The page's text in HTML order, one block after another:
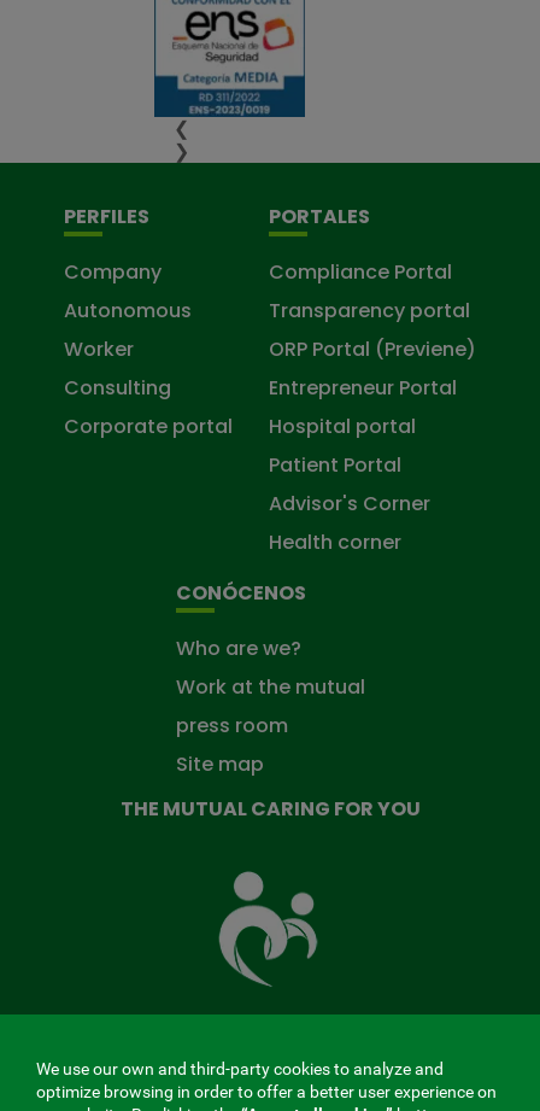
❮
❯
PERFILES
Company
Autonomous
Worker
Consulting
Corporate portal
PORTALES
Compliance Portal
Transparency portal
ORP Portal (Previene)
Entrepreneur Portal
Hospital portal
Patient Portal
Advisor's Corner
Health corner
CONÓCENOS
Who are we?
Work at the mutual
press room
Site map
THE MUTUAL CARING FOR YOU
Mutual
Fund
that
takes
MENÚ
We use our own and third-party cookies to analyze and
optimize browsing in order to offer a better user experience on